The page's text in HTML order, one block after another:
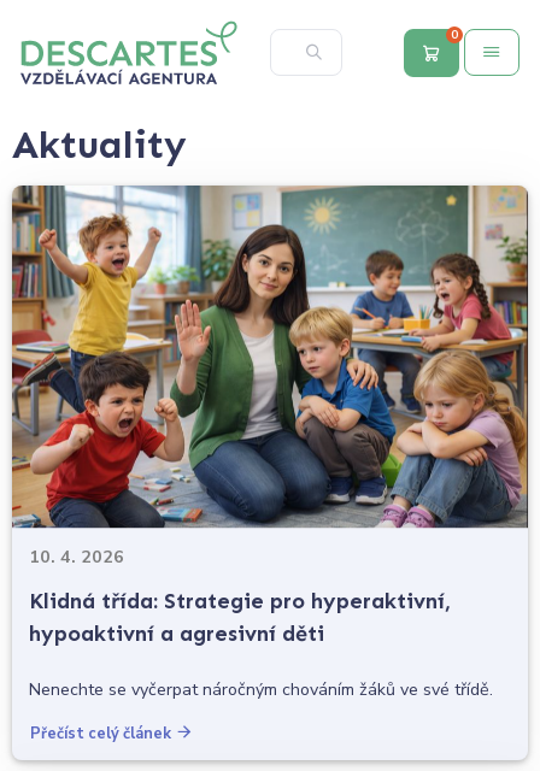
0
Aktuality
10. 4. 2026
Klidná třída: Strategie pro hyperaktivní,
hypoaktivní a agresivní děti
Nenechte se vyčerpat náročným chováním žáků ve své třídě.
Přečíst celý článek